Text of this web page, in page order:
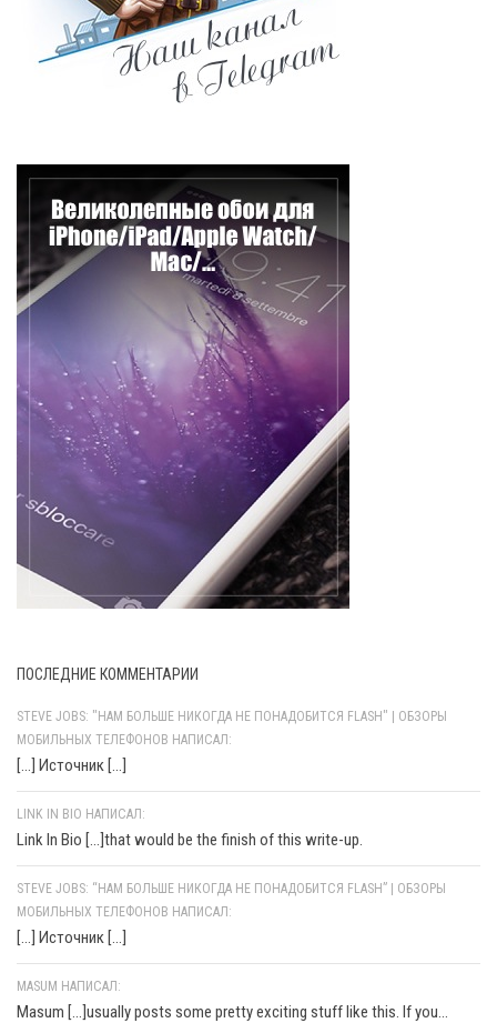
ПОСЛЕДНИЕ КОММЕНТАРИИ
STEVE JOBS: "НАМ БОЛЬШЕ НИКОГДА НЕ ПОНАДОБИТСЯ FLASH" | ОБЗОРЫ
МОБИЛЬНЫХ ТЕЛЕФОНОВ НАПИСАЛ:
[…] Источник […]
LINK IN BIO НАПИСАЛ:
Link In Bio [...]that would be the finish of this write-up.
STEVE JOBS: “НАМ БОЛЬШЕ НИКОГДА НЕ ПОНАДОБИТСЯ FLASH” | ОБЗОРЫ
МОБИЛЬНЫХ ТЕЛЕФОНОВ НАПИСАЛ:
[…] Источник […]
MASUM НАПИСАЛ:
Masum [...]usually posts some pretty exciting stuff like this. If you...